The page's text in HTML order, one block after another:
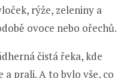
rýže, zeleniny a
ovoce nebo ořechů.
čistá řeka, kde
a prali. A to bylo vše, co